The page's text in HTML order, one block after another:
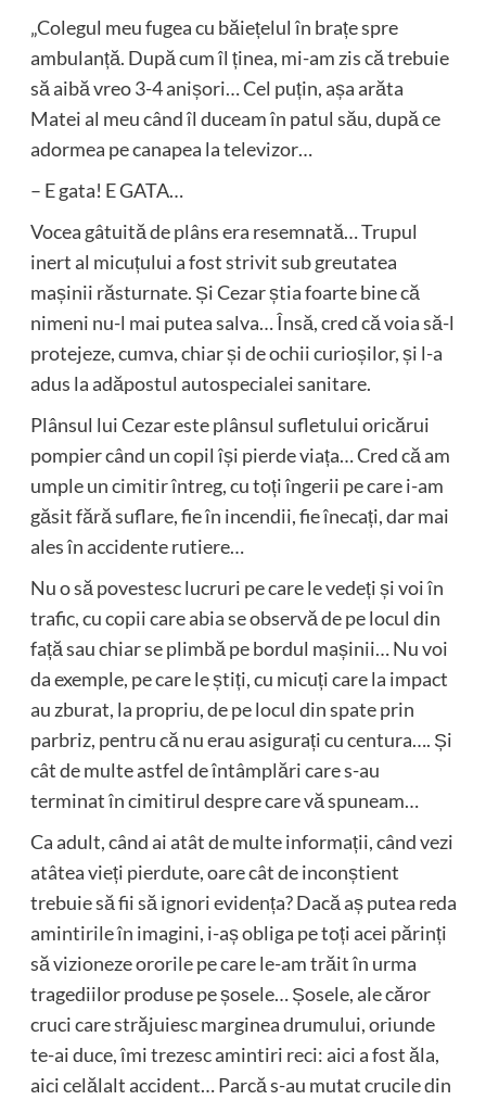
„Colegul meu fugea cu băiețelul în brațe spre
ambulanță. După cum îl ținea, mi-am zis că trebuie
să aibă vreo 3-4 anișori… Cel puțin, așa arăta
Matei al meu când îl duceam în patul său, după ce
adormea pe canapea la televizor…
– E gata! E GATA…
Vocea gâtuită de plâns era resemnată… Trupul
inert al micuțului a fost strivit sub greutatea
mașinii răsturnate. Și Cezar știa foarte bine că
nimeni nu-l mai putea salva… Însă, cred că voia să-l
protejeze, cumva, chiar și de ochii curioșilor, și l-a
adus la adăpostul autospecialei sanitare.
Plânsul lui Cezar este plânsul sufletului oricărui
pompier când un copil își pierde viața… Cred că am
umple un cimitir întreg, cu toți îngerii pe care i-am
găsit fără suflare, fie în incendii, fie înecați, dar mai
ales în accidente rutiere…
Nu o să povestesc lucruri pe care le vedeți și voi în
trafic, cu copii care abia se observă de pe locul din
față sau chiar se plimbă pe bordul mașinii… Nu voi
da exemple, pe care le știți, cu micuți care la impact
au zburat, la propriu, de pe locul din spate prin
parbriz, pentru că nu erau asigurați cu centura…. Și
cât de multe astfel de întâmplări care s-au
terminat în cimitirul despre care vă spuneam…
Ca adult, când ai atât de multe informații, când vezi
atâtea vieți pierdute, oare cât de inconștient
trebuie să fii să ignori evidența? Dacă aș putea reda
amintirile în imagini, i-aș obliga pe toți acei părinți
să vizioneze ororile pe care le-am trăit în urma
tragediilor produse pe șosele… Șosele, ale căror
cruci care străjuiesc marginea drumului, oriunde
te-ai duce, îmi trezesc amintiri reci: aici a fost ăla,
aici celălalt accident… Parcă s-au mutat crucile din